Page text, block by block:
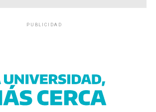
PUBLICIDAD